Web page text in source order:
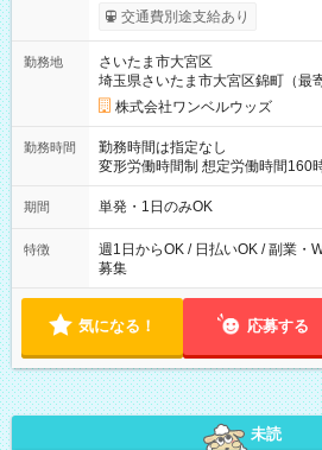
いOK！（規定あり） ┗働いたそ
ンビニATMから 日払い分を引き落とせます！
交通費別途支給あり
勤務地
さいたま市大宮区
埼玉県さいたま市大宮区錦町（最
株式会社ワンベルウッズ
勤務時間
勤務時間は指定なし
変形労働時間制 想定労働時間160時間/月 【シフト例
～21：00
期間 単発・1日のみOK
特徴
週1日からOK / 日払いOK / 副業・
募集
気になる！ 応募する
未読